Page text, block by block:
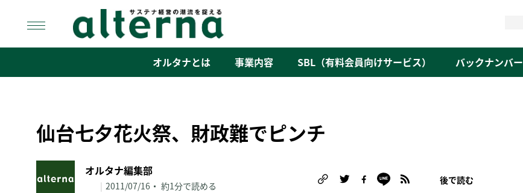
content
オルタナとは 事業内容 SBL（有料会員向けサービス） バックナンバー
仙台七夕花火祭、財政難でピンチ
オルタナ編集部
| 2011/07/16 約1分で読める
後で読む